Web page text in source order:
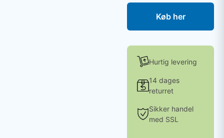
Køb her
Hurtig levering
14 dages
returret
Sikker handel
med SSL